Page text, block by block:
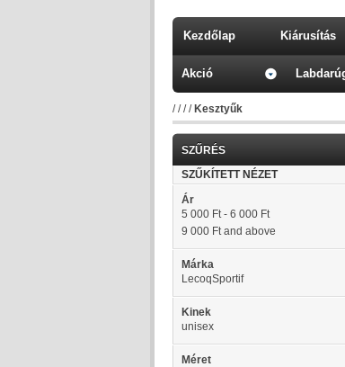
Kezdőlap Kiárusítás
Akció
//// Kesztyűk
SZŰRÉS
SZŰKÍTETT NÉZET
Ár
5 000 Ft- 6 000 Ft
9 000 Ftand above
Márka
LecoqSportif
Kinek
unisex
Méret